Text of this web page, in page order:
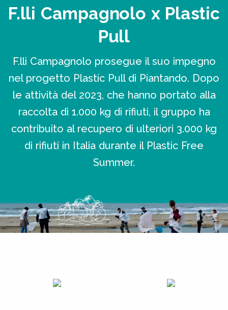
F.lli Campagnolo x Plastic
Pull
F.lli Campagnolo prosegue il suo impegno
nel progetto Plastic Pull di Piantando. Dopo
le attività del 2023, che hanno portato alla
raccolta di 1.000 kg di rifiuti, il gruppo ha
contribuito al recupero di ulteriori 3.000 kg
di rifiuti in Italia durante il Plastic Free
Summer.